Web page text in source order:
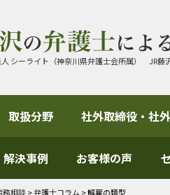
シーライト（神奈川県弁護士会所属） JR藤
取扱分野 社外取締役・社
決事例 お客様の声
務相談 >弁護士コラム >解雇の類型